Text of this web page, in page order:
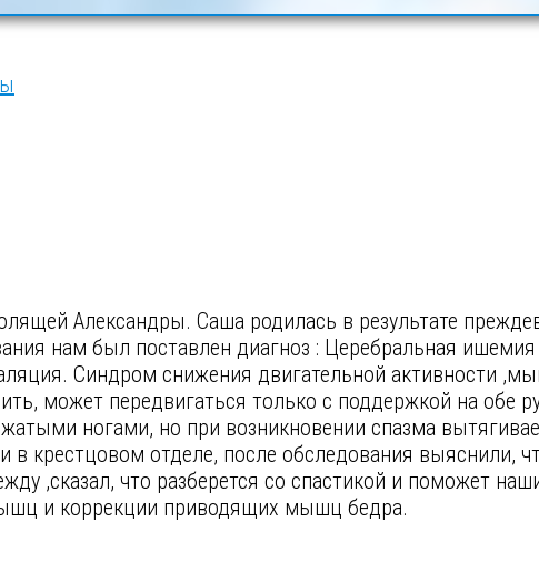
Александры. Саша родилась в результате
нам был поставлен диагноз : Церебральная
Синдром снижения двигательной активности
может передвигаться только с поддержкой на обе
ногами, но при возникновении спазма
в крестцовом отделе, после обследования выяснили,
,сказал, что разберется со спастикой и поможет
и коррекции приводящих мышц бедра.